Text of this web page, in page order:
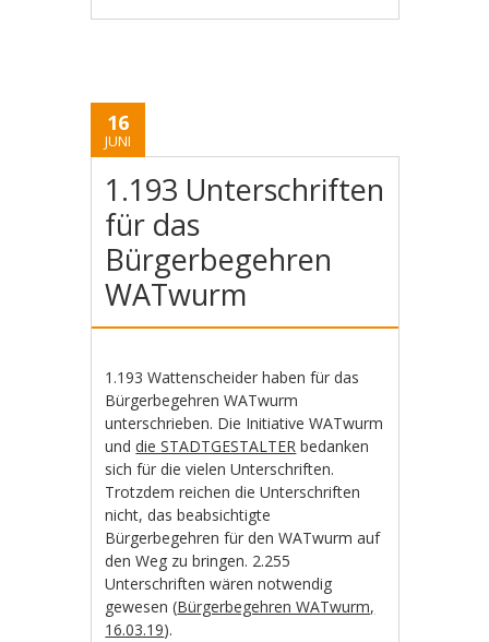
16
JUNI
1.193 Unterschriften
für das
Bürgerbegehren
WATwurm
1.193 Wattenscheider haben für das
Bürgerbegehren WATwurm
unterschrieben. Die Initiative WATwurm
unddie STADTGESTALTER bedanken
sich für die vielen Unterschriften.
Trotzdem reichen die Unterschriften
nicht, das beabsichtigte
Bürgerbegehren für den WATwurm auf
den Weg zu bringen. 2.255
Unterschriften wären notwendig
gewesen (Bürgerbegehren WATwurm,
16.03.19).